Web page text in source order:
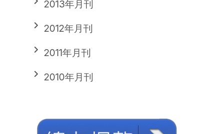
2013年月刊
2012年月刊
2011年月刊
2010年月刊